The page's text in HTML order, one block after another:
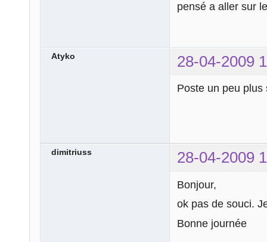
pensé a aller sur
Atyko 28-04-2009
Poste un peu plus
dimitriuss 28-04-2009
Bonjour,
ok pas de souci.
Bonne journée